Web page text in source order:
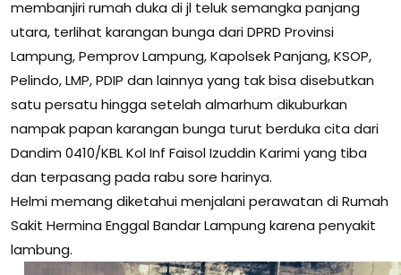
membanjiri rumah duka di jl teluk semangka panjang
utara, terlihat karangan bunga dari DPRD Provinsi
Lampung, Pemprov Lampung, Kapolsek Panjang, KSOP,
Pelindo, LMP, PDIP dan lainnya yang tak bisa disebutkan
satu persatu hingga setelah almarhum dikuburkan
nampak papan karangan bunga turut berduka cita dari
Dandim 0410/KBL Kol Inf Faisol Izuddin Karimi yang tiba
dan terpasang pada rabu sore harinya.
Helmi memang diketahui menjalani perawatan di Rumah
Sakit Hermina Enggal Bandar Lampung karena penyakit
lambung.